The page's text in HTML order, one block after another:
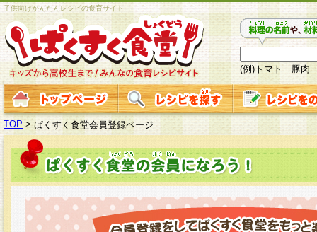
子供向けかんたんレシピの食育サイト
(例)トマト 豚肉
TOP > ぱくすく食堂会員登録ページ